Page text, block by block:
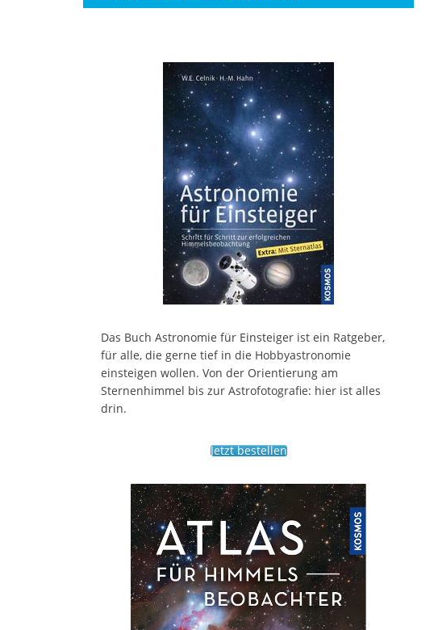
Das Buch Astronomie für Einsteiger ist ein Ratgeber,
für alle, die gerne tief in die Hobbyastronomie
einsteigen wollen. Von der Orientierung am
Sternenhimmel bis zur Astrofotografie: hier ist alles
drin.
Jetzt bestellen